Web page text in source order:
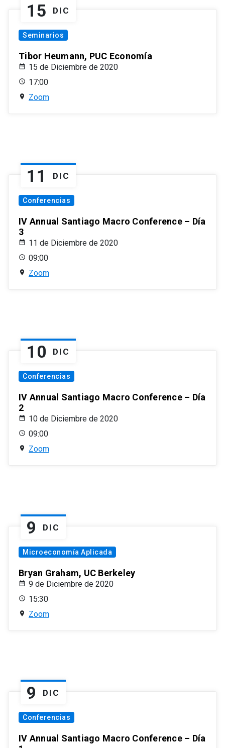
15 DIC
Seminarios
Tibor Heumann, PUC Economía
15 de Diciembre de 2020
17:00
Zoom
11 DIC
Conferencias
IV Annual Santiago Macro Conference – Día
3
11 de Diciembre de 2020
09:00
Zoom
10 DIC
Conferencias
IV Annual Santiago Macro Conference – Día
2
10 de Diciembre de 2020
09:00
Zoom
9 DIC
Microeconomía Aplicada
Bryan Graham, UC Berkeley
9 de Diciembre de 2020
15:30
Zoom
9 DIC
Conferencias
IV Annual Santiago Macro Conference – Día